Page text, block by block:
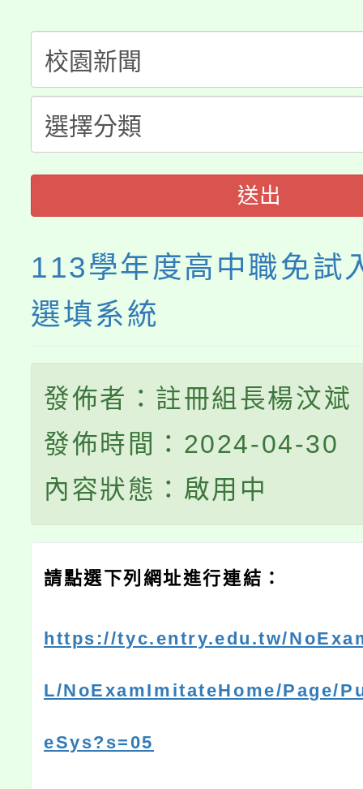
半價優惠，詳情可洽有
者。
份教師增能研習
份教師研習
淨零綠生活教案入校路
會
115年食農教育專業人
程
送出
113學年度高中職免試
選填系統
發佈者：註冊組長楊汶斌
發佈時間：2024-04-30
內容狀態：啟用中
請點選下列網址進行連結：
https://tyc.entry.edu.tw/
L/NoExamImitateHome/Page/
eSys?s=05